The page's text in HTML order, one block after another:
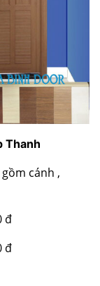
Thanh
cánh ,
đ
đ